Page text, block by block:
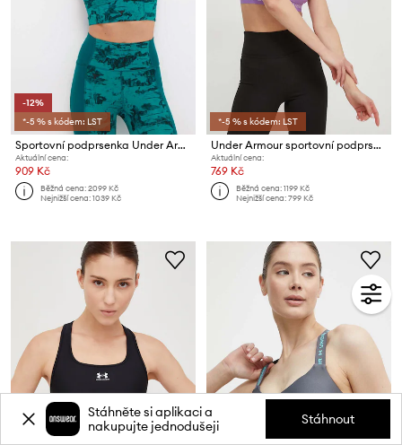
-12%
*-5 % s kódem: LST
Sportovní podprsenka Under Armour Project Rock
Aktuální cena:
909 Kč
Běžná cena:2099 Kč
Nejnižší cena:1039 Kč
*-5 % s kódem: LST
Under Armour sportovní podprsenka UA Crossback
Aktuální cena:
769 Kč
Běžná cena:1199 Kč
Nejnižší cena:799 Kč
Stáhněte si aplikaci a
nakupujte jednodušeji
Stáhnout